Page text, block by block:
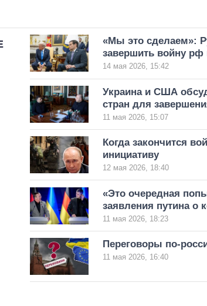
«Мы это сделаем»:
завершить войну рф
14 мая 2026, 15:42
Украина и США
стран для
11 мая 2026, 15:07
Когда закончится
инициативу
12 мая 2026, 18:40
«Это очередная
заявления путина о
11 мая 2026, 18:23
Переговоры по-
11 мая 2026, 16:40